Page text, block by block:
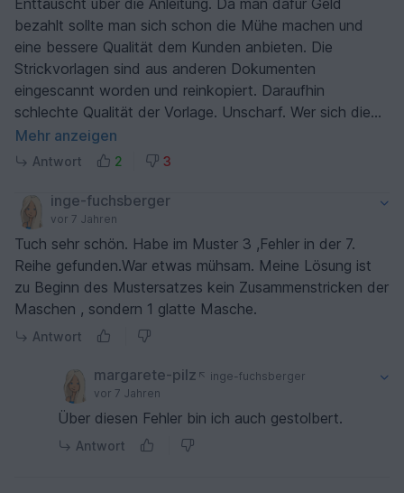
bezahlt sollte man sich schon die Mühe machen und
eine bessere Qualität dem Kunden anbieten. Die
Strickvorlagen sind aus anderen Dokumenten
eingescannt worden und reinkopiert. Daraufhin
schlechte Qualität der Vorlage. Unscharf. Wer sich die
einzelnen Muster vergrößert ausdrucken möchte, kann
dann nichts mehr erkennen. Ferner finde ich es nicht
handgemalten Zeichnung. So etwas ist nicht
professionell
Mehr anzeigen
Antwort 2 3
inge-fuchsberger
vor 7 Jahren
Tuch sehr schön. Habe im Muster 3 ,Fehler in der 7.
Reihe gefunden.War etwas mühsam. Meine Lösung ist
zu Beginn des Mustersatzes kein Zusammenstricken der
Maschen , sondern 1 glatte Masche.
Antwort
margarete-pilz
inge-fuchsberger
vor 7 Jahren
Über diesen Fehler bin ich auch gestolbert.
Antwort